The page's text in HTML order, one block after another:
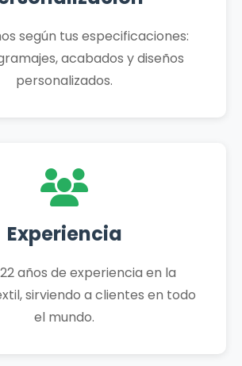
según tus especificaciones:
acabados y diseños
personalizados.
Experiencia
años de experiencia en la
sirviendo a clientes en todo
el mundo.